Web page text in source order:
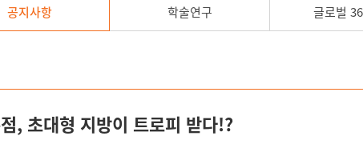
공지사항 학술연구 글로벌
, 초대형 지방이 트로피 받다!?